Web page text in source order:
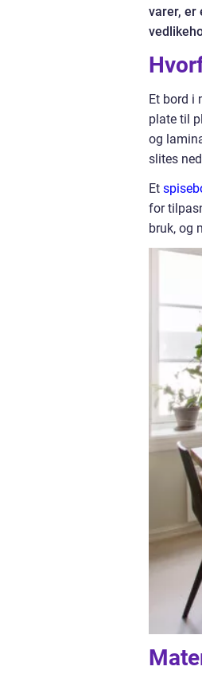
varer, er
Et bord i
plate til
og
slites
Et
for
bruk, og